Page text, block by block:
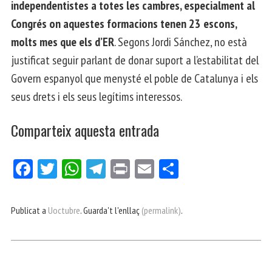
independentistes a totes les cambres, especialment al
Congrés on aquestes formacions tenen 23 escons,
molts mes que els d’ER. Segons Jordi Sánchez, no està
justificat seguir parlant de donar suport a l’estabilitat del
Govern espanyol que menysté el poble de Catalunya i els
seus drets i els seus legítims interessos.
Comparteix aquesta entrada
Fa
bo
Tw
er
W
ts
p
Te
gr
m
Pri E
ail pa
ei
Publicat a Uoctubre. Guarda't l'enllaç (permalink).